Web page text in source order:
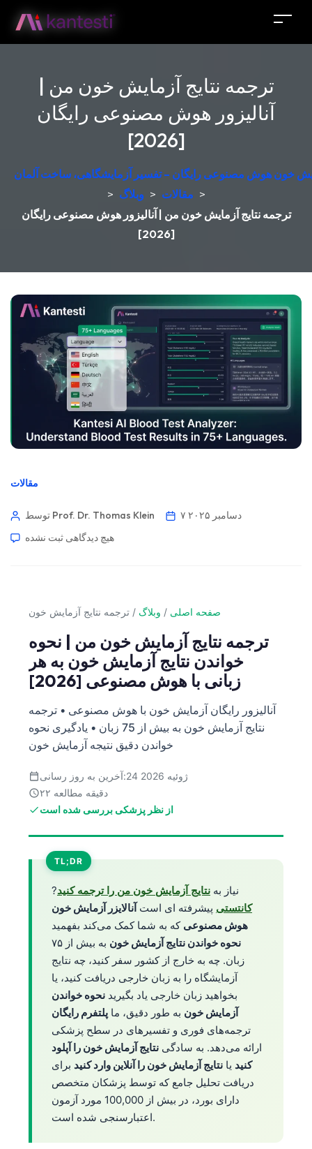
ترجمه نتایج آزمایش خون من |
آنالیزور هوش مصنوعی رایگان
[2026]
خون هوش مصنوعی رایگان – تفسیر آزمایشگاهی، ساخت آلمان
> وبلاگ > مقالات >
ترجمه نتایج آزمایش خون من | آنالیزور هوش مصنوعی رایگان
[2026]
مقالات
توسط Prof. Dr. Thomas Klein
۷ دسامبر ۲۰۲۵
هیچ دیدگاهی ثبت نشده
صفحه اصلی / وبلاگ / ترجمه نتایج آزمایش خون
ترجمه نتایج آزمایش خون من | نحوه
خواندن نتایج آزمایش خون به هر
زبانی با هوش مصنوعی [2026]
آنالیزور رایگان آزمایش خون با هوش مصنوعی • ترجمه
نتایج آزمایش خون به بیش از 75 زبان • یادگیری نحوه
خواندن دقیق نتیجه آزمایش خون
آخرین به روز رسانی:
24 ژوئیه 2026
۲۲ دقیقه مطالعه
از نظر پزشکی بررسی شده است
TL;DR
نیاز به نتایج آزمایش خون من را ترجمه کنید?
کانتستی پیشرفته ای استآنالایزر آزمایش خون
هوش مصنوعی که به شما کمک می‌کند بفهمید
نحوه خواندن نتایج آزمایش خون
به بیش از ۷۵
زبان. چه به خارج از کشور سفر کنید، چه نتایج
آزمایشگاه را به زبان خارجی دریافت کنید، یا
بخواهید زبان خارجی یاد بگیرید نحوه خواندن
آزمایش خون به طور دقیق، ما پلتفرم رایگان
ترجمه‌های فوری و تفسیرهای در سطح پزشکی
ارائه می‌دهد. به سادگی نتایج آزمایش خون را آپلود
کنید یا نتایج آزمایش خون را آنلاین وارد کنید برای
دریافت تحلیل جامع که توسط پزشکان متخصص
دارای بورد، در بیش از 100,000 مورد آزمون
اعتبارسنجی شده است.